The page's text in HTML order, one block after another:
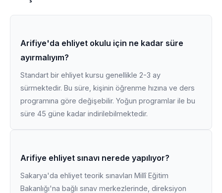
Arifiye'da ehliyet okulu için ne kadar süre
ayırmalıyım?
Standart bir ehliyet kursu genellikle 2-3 ay
sürmektedir. Bu süre, kişinin öğrenme hızına ve ders
programına göre değişebilir. Yoğun programlar ile bu
süre 45 güne kadar indirilebilmektedir.
Arifiye ehliyet sınavı nerede yapılıyor?
Sakarya'da ehliyet teorik sınavları Millî Eğitim
Bakanlığı'na bağlı sınav merkezlerinde, direksiyon